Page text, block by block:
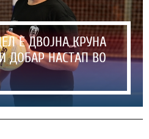
Е ДВОЈНА КРУНА
ДОБАР НАСТАП ВО